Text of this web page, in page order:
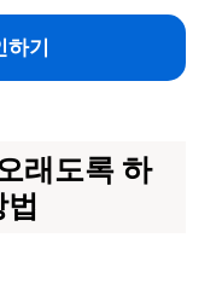
기
래도록 하
법